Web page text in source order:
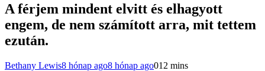
A férjem mindent elvitt és elhagyott
engem, de nem számított arra, mit tettem
ezután.
Bethany Lewis8 hónap ago8 hónap ago012 mins